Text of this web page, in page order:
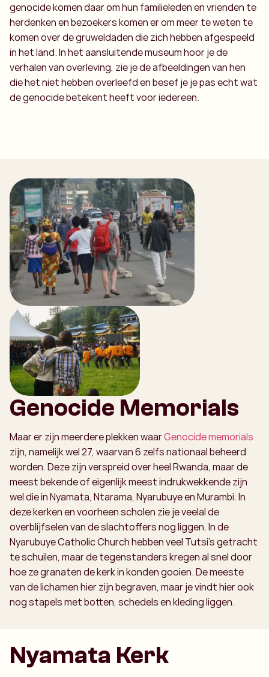
genocide komen daar om hun familieleden en vrienden te
herdenken en bezoekers komen er om meer te weten te
komen over de gruweldaden die zich hebben afgespeeld
in het land. In het aansluitende museum hoor je de
verhalen van overleving, zie je de afbeeldingen van hen
die het niet hebben overleefd en besef je je pas echt wat
de genocide betekent heeft voor iedereen.
Genocide Memorials
Maar er zijn meerdere plekken waarGenocide memorials
zijn, namelijk wel 27, waarvan 6 zelfs nationaal beheerd
worden. Deze zijn verspreid over heel Rwanda, maar de
meest bekende of eigenlijk meest indrukwekkende zijn
wel die in Nyamata, Ntarama, Nyarubuye en Murambi. In
deze kerken en voorheen scholen zie je veelal de
overblijfselen van de slachtoffers nog liggen. In de
Nyarubuye Catholic Church hebben veel Tutsi’s getracht
te schuilen, maar de tegenstanders kregen al snel door
hoe ze granaten de kerk in konden gooien. De meeste
van de lichamen hier zijn begraven, maar je vindt hier ook
nog stapels met botten, schedels en kleding liggen.
Nyamata Kerk